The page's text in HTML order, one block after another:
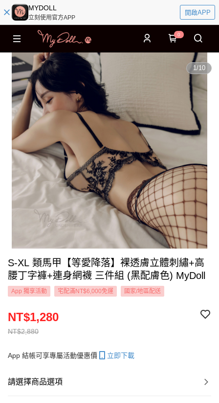
MYDOLL
立刻使用官方APP
開啟APP
0
1/10
S-XL 類馬甲【等愛降落】裸透膚立體刺繡+高
腰丁字褲+連身網襪 三件組 (黑配膚色) MyDoll
App 獨享活動 宅配滿NT$6,000免運 國家/地區配送
NT$2,880
NT$1,280
App 結帳可享專屬活動優惠價 立即下載
請選擇商品選項